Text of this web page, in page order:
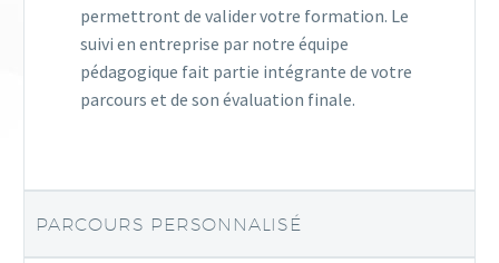
permettront de valider votre formation. Le
suivi en entreprise par notre équipe
pédagogique fait partie intégrante de votre
parcours et de son évaluation finale.
PARCOURS PERSONNALISÉ